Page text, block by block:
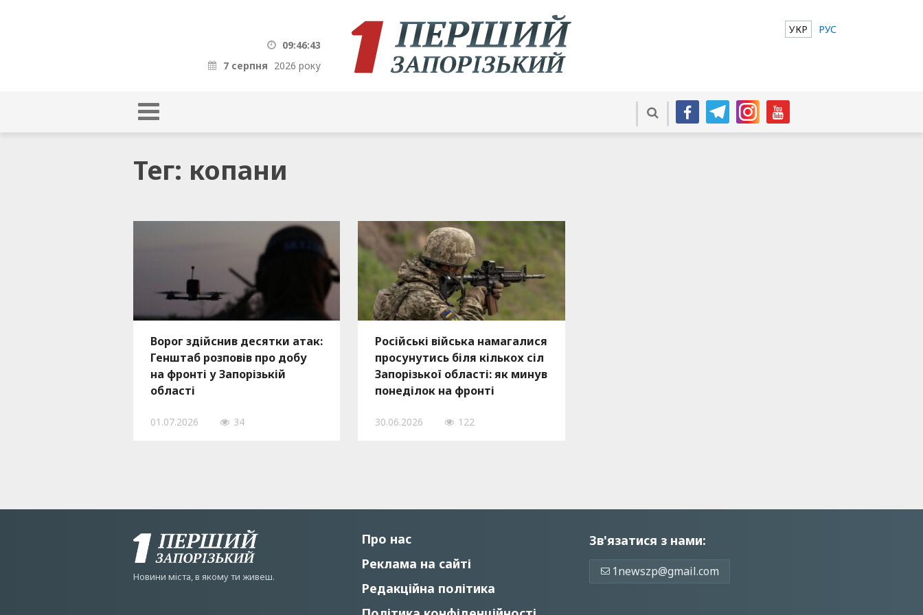
09:46:43
7 серпня 2026 року
УКР РУС
Тег: копани
Ворог здійснив десятки атак:
Генштаб розповів про добу
на фронті у Запорізькій
області
01.07.2026 34
Російські війська намагалися
просунутись біля кількох сіл
Запорізької області: як минув
понеділок на фронті
30.06.2026 122
Новини мiста, в якому ти живеш.
Про нас
Реклама на сайті
Редакційна політика
Зв'язатися з нами:
1newszp@gmail.com